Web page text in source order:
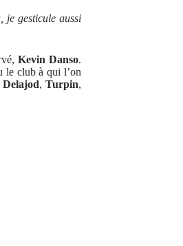
je gesticule aussi
Kevin Danso.
le club à qui l’on
Delajod,Turpin,